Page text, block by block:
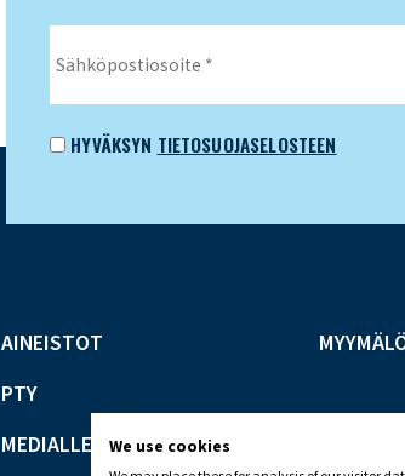
HYVÄKSYN TIETOSUOJASELOSTEEN
AINEISTOT
PTY
MEDIALLE
We use cookies